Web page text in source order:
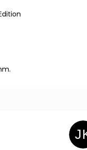
hvězdiček.